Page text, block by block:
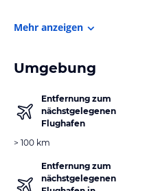
Mehr anzeigen
Umgebung
Entfernung zum
nächstgelegenen
Flughafen
> 100 km
Entfernung zum
nächstgelegenen